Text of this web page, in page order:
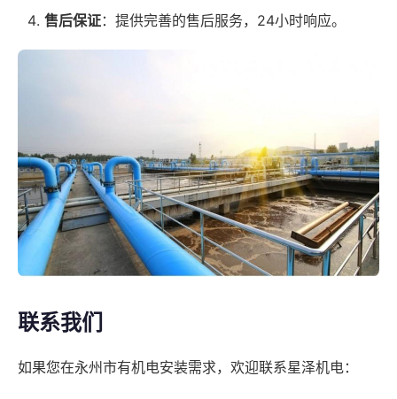
售后保证：提供完善的售后服务，24小时响应。
联系我们
如果您在永州市有机电安装需求，欢迎联系星泽机电：